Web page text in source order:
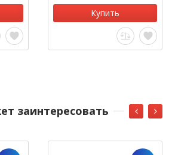
Купить
заинтересовать